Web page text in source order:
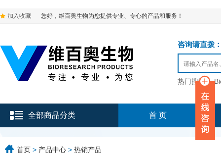
加入收藏 您好，维百奥生物为您提供专业、专心的产品和服务！
咨询请直拨
热门搜索：
全部商品分类 首 页
首页 > 产品中心 > 热销产品